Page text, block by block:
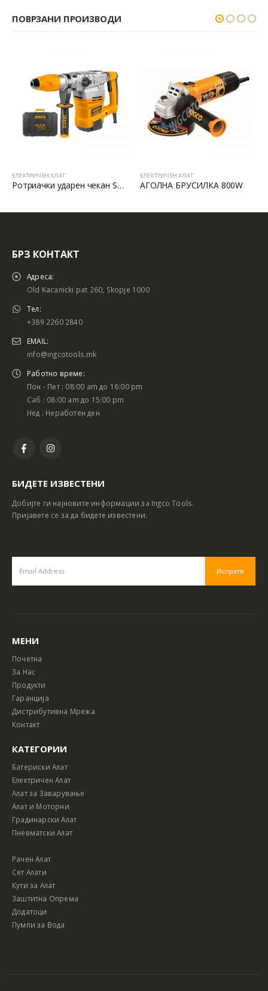
ПОВРЗАНИ ПРОИЗВОДИ
Ротриачки ударен чекан SDS MAX
ЕЛЕКТРИЧЕН АЛАТ
АГОЛНА БРУСИЛКА 800W
ЕЛЕКТРИЧЕН АЛАТ
Ротриачки ударен
БРЗ КОНТАКТ
Адреса:
Old Kacanicki pat 260, Skopje 1000
Тел:
+389 2260 2840
EMAIL:
info@ingcotools.mk
Работно време:
Пон - Пет : 08:00 am до 16:00 pm
Саб : 08:00 am до 15:00 pm
Нед : Неработен ден
БИДЕТЕ ИЗВЕСТЕНИ
Добијте ги најновите информации за Ingco Tools.
Пријавете се за да бидете известени.
МЕНИ
Почетна
За Нас
Продукти
Гаранција
Дистрибутивна Мрежа
Контакт
КАТЕГОРИИ
Батериски Алат
Електричен Алат
Алат за Заварување
Алат и Моторни
Градинарски Алат
Пневматски Алат
Рачен Алат
Сет Алати
Кути за Алат
Заштитна Опрема
Додатоци
Пумпи за Вода